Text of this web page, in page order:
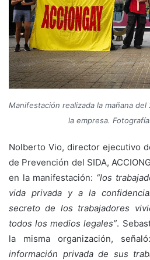
Manifestación realizada la mañana
la empresa.
Nolberto Vio, director ejecutivo
de Prevención del SIDA,
en la manifestación: “los
vida privada y a la
secreto de los trabajadores
todos los medios legales”.
la misma organización,
información privada de sus